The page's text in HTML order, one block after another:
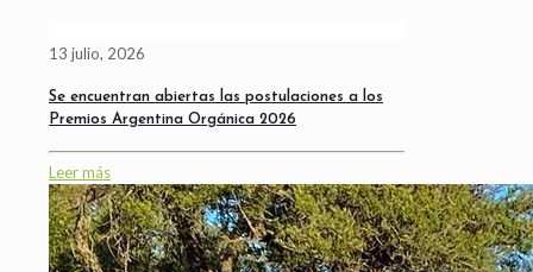
13 julio, 2026
Se encuentran abiertas las postulaciones a los
Premios Argentina Orgánica 2026
Leer más